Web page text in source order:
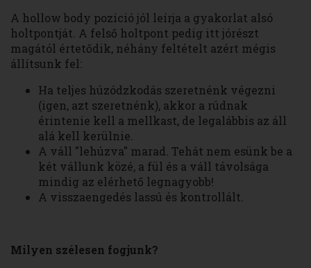
A hollow body pozíció jól leírja a gyakorlat alsó
holtpontját. A felső holtpont pedig itt jórészt
magától értetődik, néhány feltételt azért mégis
állítsunk fel:
Ha teljes húzódzkodás szeretnénk végezni
(igen, azt szeretnénk), akkor a rúdnak
érintenie kell a mellkast, de legalábbis az áll
alá kell kerülnie.
A váll "lehúzva" marad. Tehát nem esünk be a
két vállunk közé, a fül és a váll távolsága
mindig az elérhető legnagyobb!
A visszaengedés lassú és kontrollált.
Milyen szélesen fogjunk?